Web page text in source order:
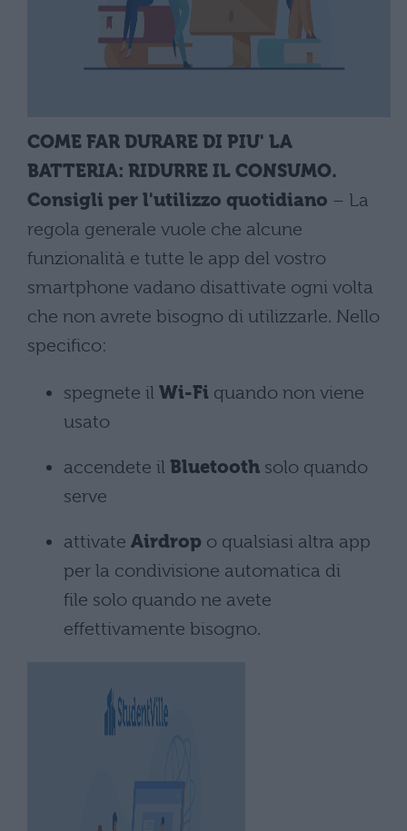
COME FAR DURARE DI PIU' LA
BATTERIA: RIDURRE IL CONSUMO.
Consigli per l'utilizzo quotidiano – La
regola generale vuole che alcune
funzionalità e tutte le app del vostro
smartphone vadano disattivate ogni volta
che non avrete bisogno di utilizzarle. Nello
specifico:
spegnete il Wi-Fi quando non viene
usato
accendete il Bluetooth solo quando
serve
attivate Airdrop o qualsiasi altra app
per la condivisione automatica di
file solo quando ne avete
effettivamente bisogno.